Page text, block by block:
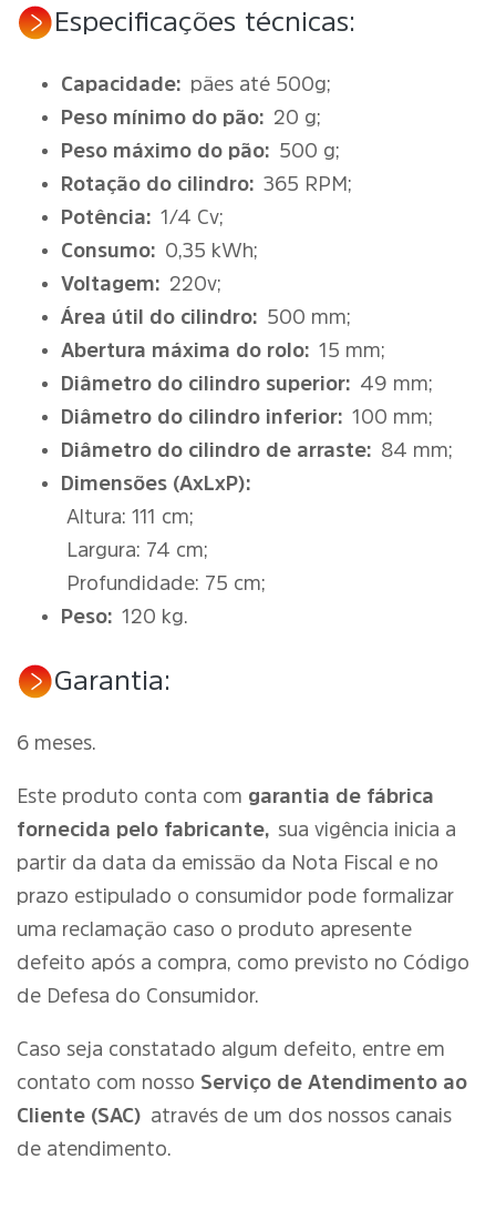
Especificações técnicas:
Capacidade: pães até 500g;
Peso mínimo do pão: 20 g;
Peso máximo do pão: 500 g;
Rotação do cilindro: 365 RPM;
Potência: 1/4 Cv;
Consumo: 0,35 kWh;
Voltagem: 220v;
Área útil do cilindro: 500 mm;
Abertura máxima do rolo: 15 mm;
Diâmetro do cilindro superior: 49 mm;
Diâmetro do cilindro inferior: 100 mm;
Diâmetro do cilindro de arraste: 84 mm;
Dimensões (AxLxP):
Altura: 111 cm;
Largura: 74 cm;
Profundidade: 75 cm;
Peso: 120 kg.
Garantia:
6 meses.
Este produto conta com garantia de fábrica
fornecida pelo fabricante, sua vigência inicia a
partir da data da emissão da Nota Fiscal e no
prazo estipulado o consumidor pode formalizar
uma reclamação caso o produto apresente
defeito após a compra, como previsto no Código
de Defesa do Consumidor.
Caso seja constatado algum defeito, entre em
contato com nosso Serviço de Atendimento ao
Cliente (SAC) através de um dos nossos canais
de atendimento.